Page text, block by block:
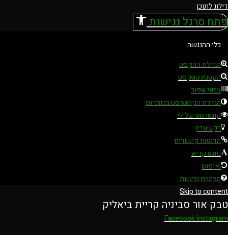
דילוג לתוכן
פתח סרגל נגישות
כלי ההנגשה
הגדלת הטקסט
הקטנת הטקסט
צבעי אפור
הגדרת הקונטרסט בכותרות
קונטרסט שלילי
רקע עדין
הדגשת קישורים
פונט קריא
איפוס
הצהרת נגישות
Skip to content
טבק אור סביניה קריית ביאליק
FacebookInstagram